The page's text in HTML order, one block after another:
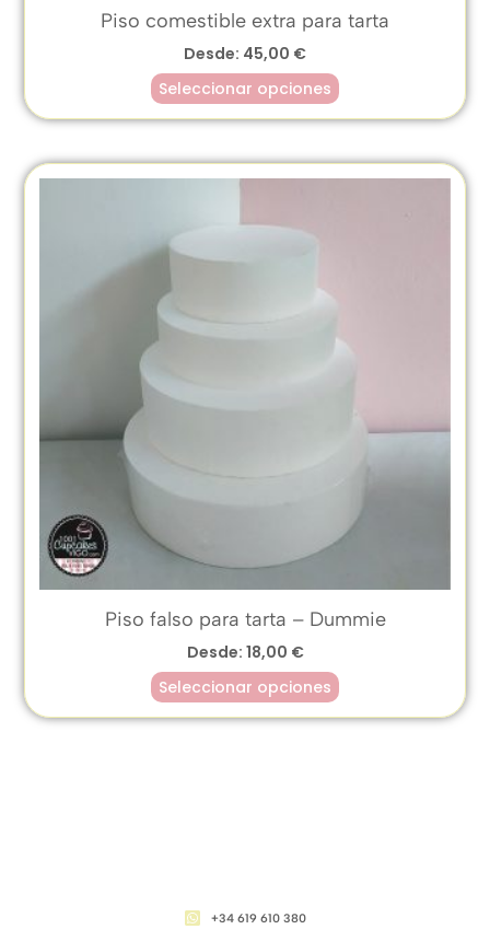
Piso comestible extra para tarta
Desde: 45,00 €
Seleccionar opciones
Piso falso para tarta – Dummie
Desde: 18,00 €
Seleccionar opciones
+34 619 610 380